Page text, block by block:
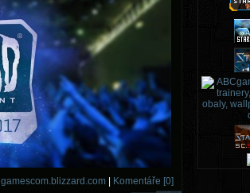
gamescom.blizzard.com Komentáře [0]